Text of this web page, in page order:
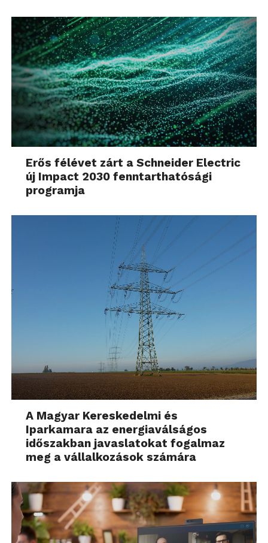
Erős félévet zárt a Schneider Electric
új Impact 2030 fenntarthatósági
programja
A Magyar Kereskedelmi és
Iparkamara az energiaválságos
időszakban javaslatokat fogalmaz
meg a vállalkozások számára